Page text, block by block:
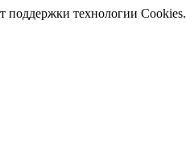
поддержки технологии Cookies.